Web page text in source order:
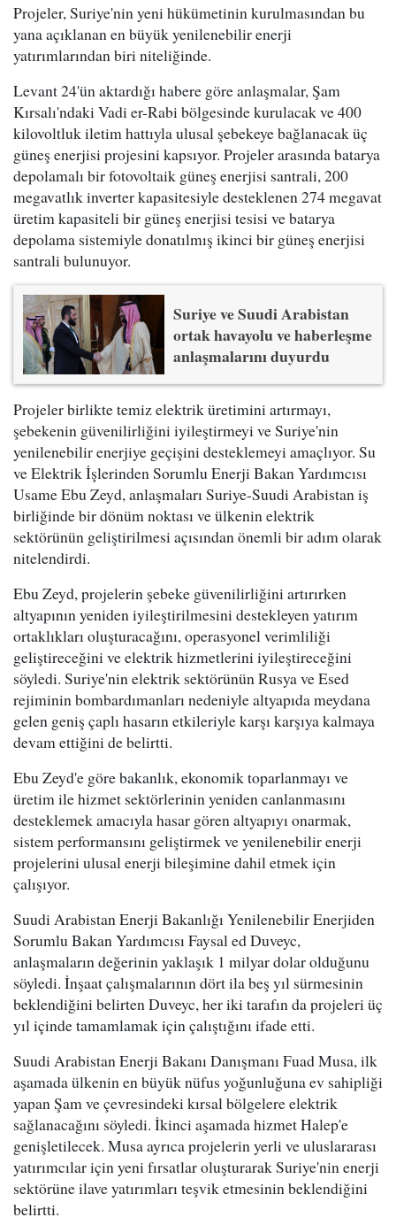
Projeler, Suriye'nin yeni hükümetinin kurulmasından bu
yana açıklanan en büyük yenilenebilir enerji
yatırımlarından biri niteliğinde.
Levant 24'ün aktardığı habere göre anlaşmalar, Şam
Kırsalı'ndaki Vadi er-Rabi bölgesinde kurulacak ve 400
kilovoltluk iletim hattıyla ulusal şebekeye bağlanacak üç
güneş enerjisi projesini kapsıyor. Projeler arasında batarya
depolamalı bir fotovoltaik güneş enerjisi santrali, 200
megavatlık inverter kapasitesiyle desteklenen 274 megavat
üretim kapasiteli bir güneş enerjisi tesisi ve batarya
depolama sistemiyle donatılmış ikinci bir güneş enerjisi
santrali bulunuyor.
Suriye ve Suudi Arabistan
ortak havayolu ve haberleşme
anlaşmalarını duyurdu
Projeler birlikte temiz elektrik üretimini artırmayı,
şebekenin güvenilirliğini iyileştirmeyi ve Suriye'nin
yenilenebilir enerjiye geçişini desteklemeyi amaçlıyor. Su
ve Elektrik İşlerinden Sorumlu Enerji Bakan Yardımcısı
Usame Ebu Zeyd, anlaşmaları Suriye-Suudi Arabistan iş
birliğinde bir dönüm noktası ve ülkenin elektrik
sektörünün geliştirilmesi açısından önemli bir adım olarak
nitelendirdi.
Ebu Zeyd, projelerin şebeke güvenilirliğini artırırken
altyapının yeniden iyileştirilmesini destekleyen yatırım
ortaklıkları oluşturacağını, operasyonel verimliliği
geliştireceğini ve elektrik hizmetlerini iyileştireceğini
söyledi. Suriye'nin elektrik sektörünün Rusya ve Esed
rejiminin bombardımanları nedeniyle altyapıda meydana
gelen geniş çaplı hasarın etkileriyle karşı karşıya kalmaya
devam ettiğini de belirtti.
Ebu Zeyd'e göre bakanlık, ekonomik toparlanmayı ve
üretim ile hizmet sektörlerinin yeniden canlanmasını
desteklemek amacıyla hasar gören altyapıyı onarmak,
sistem performansını geliştirmek ve yenilenebilir enerji
projelerini ulusal enerji bileşimine dahil etmek için
çalışıyor.
Suudi Arabistan Enerji Bakanlığı Yenilenebilir Enerjiden
Sorumlu Bakan Yardımcısı Faysal ed Duveyc,
anlaşmaların değerinin yaklaşık 1 milyar dolar olduğunu
söyledi. İnşaat çalışmalarının dört ila beş yıl sürmesinin
beklendiğini belirten Duveyc, her iki tarafın da projeleri üç
yıl içinde tamamlamak için çalıştığını ifade etti.
Suudi Arabistan Enerji Bakanı Danışmanı Fuad Musa, ilk
aşamada ülkenin en büyük nüfus yoğunluğuna ev sahipliği
yapan Şam ve çevresindeki kırsal bölgelere elektrik
sağlanacağını söyledi. İkinci aşamada hizmet Halep'e
genişletilecek. Musa ayrıca projelerin yerli ve uluslararası
yatırımcılar için yeni fırsatlar oluşturarak Suriye'nin enerji
sektörüne ilave yatırımları teşvik etmesinin beklendiğini
belirtti.